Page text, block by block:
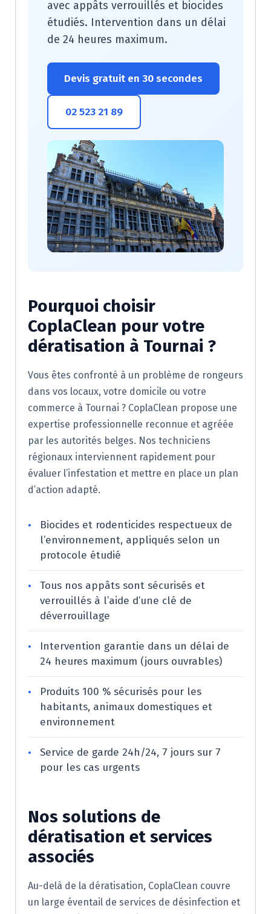
avec appâts verrouillés et biocides
étudiés. Intervention dans un délai
de 24 heures maximum.
Devis gratuit en 30 secondes
02 523 21 89
Pourquoi choisir
CoplaClean pour votre
dératisation à Tournai ?
Vous êtes confronté à un problème de rongeurs
dans vos locaux, votre domicile ou votre
commerce à Tournai ? CoplaClean propose une
expertise professionnelle reconnue et agréée
par les autorités belges. Nos techniciens
régionaux interviennent rapidement pour
évaluer l’infestation et mettre en place un plan
d’action adapté.
•
Biocides et rodenticides respectueux de
l’environnement, appliqués selon un
protocole étudié
•
Tous nos appâts sont sécurisés et
verrouillés à l’aide d’une clé de
déverrouillage
•
Intervention garantie dans un délai de
24 heures maximum (jours ouvrables)
•
Produits 100 % sécurisés pour les
habitants, animaux domestiques et
environnement
•
Service de garde 24h/24, 7 jours sur 7
pour les cas urgents
Nos solutions de
dératisation et services
associés
Au-delà de la dératisation, CoplaClean couvre
un large éventail de services de désinfection et